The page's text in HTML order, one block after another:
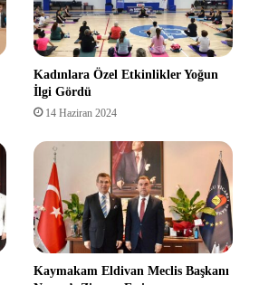
Kadınlara Özel Etkinlikler Yoğun
İlgi Gördü
14 Haziran 2024
Kaymakam Eldivan Meclis Başkanı